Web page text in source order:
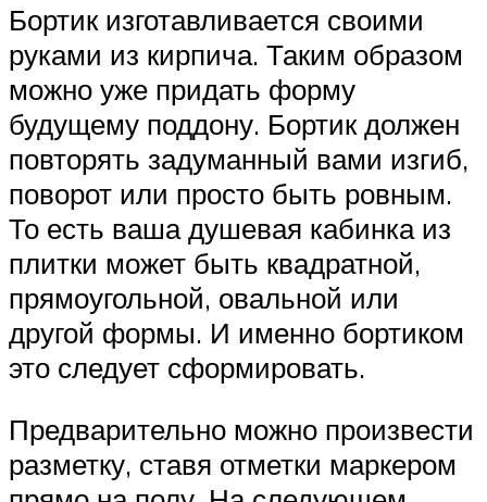
Бортик изготавливается своими
руками из кирпича. Таким образом
можно уже придать форму
будущему поддону. Бортик должен
повторять задуманный вами изгиб,
поворот или просто быть ровным.
То есть ваша душевая кабинка из
плитки может быть квадратной,
прямоугольной, овальной или
другой формы. И именно бортиком
это следует сформировать.
Предварительно можно произвести
разметку, ставя отметки маркером